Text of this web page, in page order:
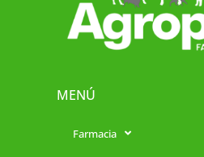
MENÚ
Farmacia